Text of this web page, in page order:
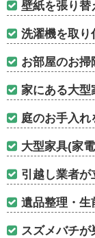
壁紙を張り替
洗濯機を取り
お部屋のお
家にある大型
庭のお手入れ
大型家具(家
引越し業者が
遺品整理・生
スズメバチ